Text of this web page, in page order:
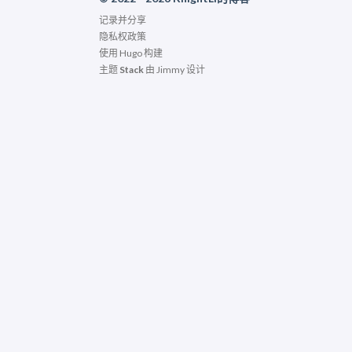
记录并分享
隐私权政策
使用 Hugo构建
主题 Stack 由 Jimmy设计